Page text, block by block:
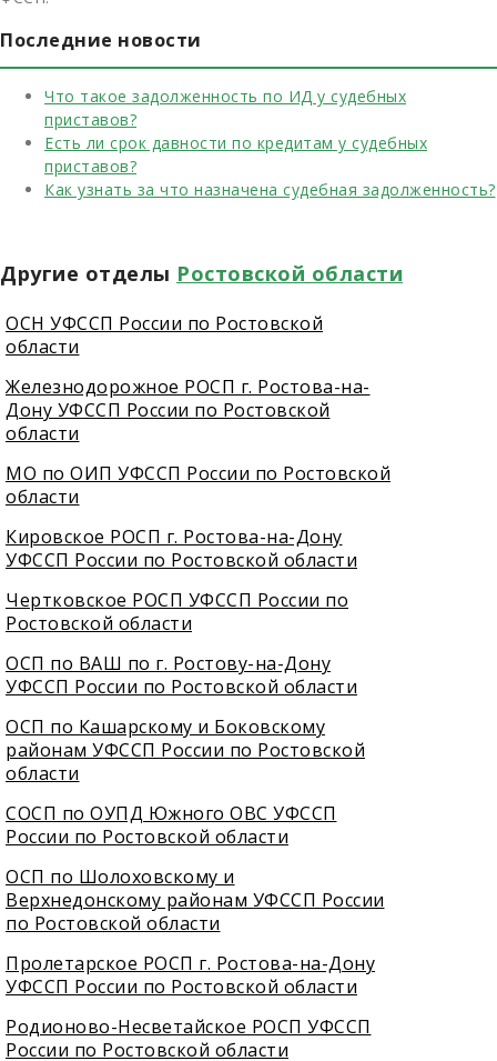
Последние новости
Что такое задолженность по ИД у судебных
приставов?
Есть ли срок давности по кредитам у судебных
приставов?
Как узнать за что назначена судебная задолженность?
Другие отделы Ростовской области
ОСН УФССП России по Ростовской
области
Железнодорожное РОСП г. Ростова-на-
Дону УФССП России по Ростовской
области
МО по ОИП УФССП России по Ростовской
области
Кировское РОСП г. Ростова-на-Дону
УФССП России по Ростовской области
Чертковское РОСП УФССП России по
Ростовской области
ОСП по ВАШ по г. Ростову-на-Дону
УФССП России по Ростовской области
ОСП по Кашарскому и Боковскому
районам УФССП России по Ростовской
области
СОСП по ОУПД Южного ОВС УФССП
России по Ростовской области
ОСП по Шолоховскому и
Верхнедонскому районам УФССП России
по Ростовской области
Пролетарское РОСП г. Ростова-на-Дону
УФССП России по Ростовской области
Родионово-Несветайское РОСП УФССП
России по Ростовской области